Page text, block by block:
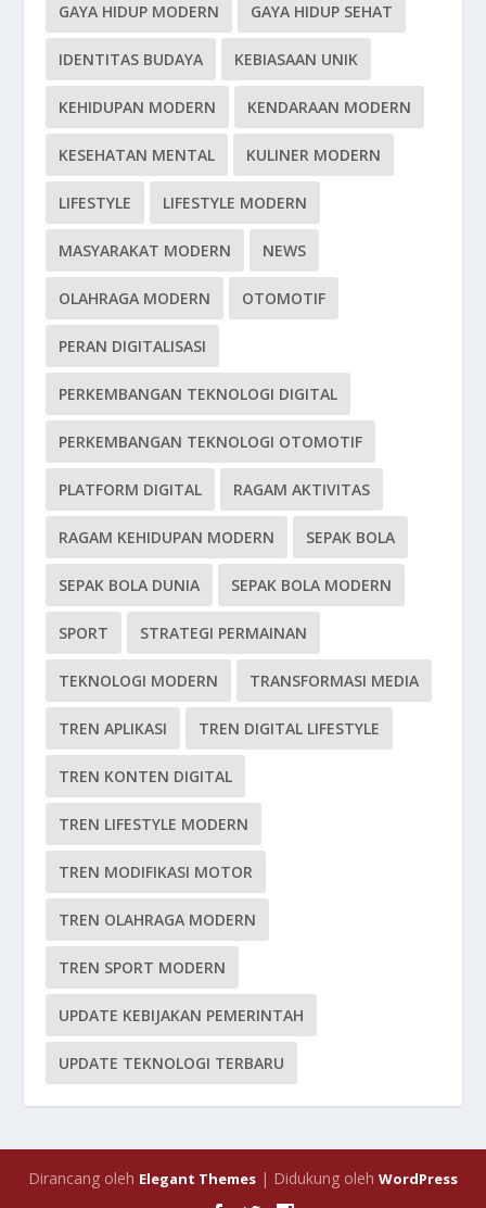
GAYA HIDUP MODERN GAYA HIDUP SEHAT
IDENTITAS BUDAYA KEBIASAAN UNIK
KEHIDUPAN MODERN KENDARAAN MODERN
KESEHATAN MENTAL KULINER MODERN
LIFESTYLE LIFESTYLE MODERN
MASYARAKAT MODERN NEWS
OLAHRAGA MODERN OTOMOTIF
PERAN DIGITALISASI
PERKEMBANGAN TEKNOLOGI DIGITAL
PERKEMBANGAN TEKNOLOGI OTOMOTIF
PLATFORM DIGITAL RAGAM AKTIVITAS
RAGAM KEHIDUPAN MODERN SEPAK BOLA
SEPAK BOLA DUNIA SEPAK BOLA MODERN
SPORT STRATEGI PERMAINAN
TEKNOLOGI MODERN TRANSFORMASI MEDIA
TREN APLIKASI TREN DIGITAL LIFESTYLE
TREN KONTEN DIGITAL
TREN LIFESTYLE MODERN
TREN MODIFIKASI MOTOR
TREN OLAHRAGA MODERN
TREN SPORT MODERN
UPDATE KEBIJAKAN PEMERINTAH
UPDATE TEKNOLOGI TERBARU
Dirancang oleh Elegant Themes | Didukung oleh WordPress